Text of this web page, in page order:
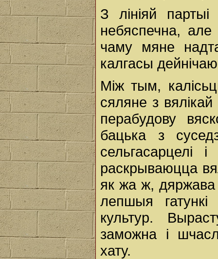
З лініяй
небяспечна,
чаму мяне
калгасы
Між тым,
сяляне з
перабудову
бацька з
сельгасарцелі
раскрываюцца
як жа ж,
лепшыя
культур.
заможна і
хату.